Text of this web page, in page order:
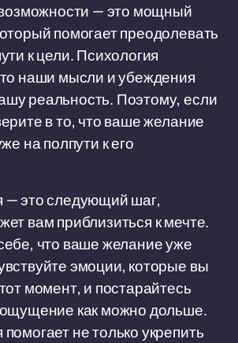
— это мощный
помогает преодолевать
к цели. Психология
наши мысли и убеждения
реальность. Поэтому, если
в то, что ваше желание
на полпути к его
— это следующий шаг,
вам приблизиться к мечте.
что ваше желание уже
эмоции, которые вы
момент, и постарайтесь
как можно дольше.
не только укрепить